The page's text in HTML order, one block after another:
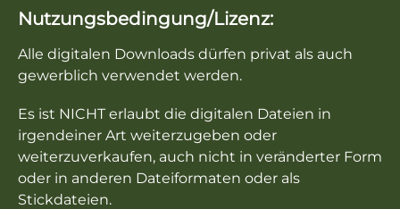
Nutzungsbedingung/Lizenz:
Alle digitalen Downloads dürfen privat als auch
gewerblich verwendet werden.
Es ist NICHT erlaubt die digitalen Dateien in
irgendeiner Art weiterzugeben oder
weiterzuverkaufen, auch nicht in veränderter Form
oder in anderen Dateiformaten oder als
Stickdateien.